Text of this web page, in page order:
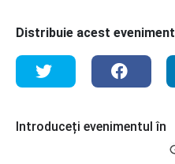
Distribuie acest eveniment
Introduceți evenimentul în